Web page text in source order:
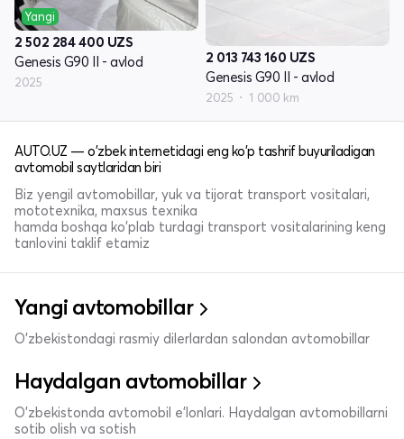
Yangi
2 502 284 400 UZS
Genesis G90 II - avlod
2025
2 013 743 160 UZS
Genesis G90 II - avlod
2025 1 000 km
AUTO.UZ — o'zbek internetidagi eng ko'p tashrif buyuriladigan
avtomobil saytlaridan biri
Biz yengil avtomobillar, yuk va tijorat transport vositalari,
mototexnika, maxsus texnika
hamda boshqa ko'plab turdagi transport vositalarining keng
tanlovini taklif etamiz
Yangi avtomobillar
O'zbekistondagi rasmiy dilerlardan salondan avtomobillar
Haydalgan avtomobillar
O'zbekistonda avtomobil e’lonlari. Haydalgan avtomobillarni
sotib olish va sotish